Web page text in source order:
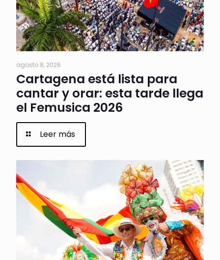
agosto 8, 2026
Cartagena está lista para
cantar y orar: esta tarde llega
el Femusica 2026
Leer más